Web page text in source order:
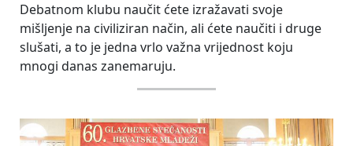
Debatnom klubu naučit ćete izražavati svoje
mišljenje na civiliziran način, ali ćete naučiti i druge
slušati, a to je jedna vrlo važna vrijednost koju
mnogi danas zanemaruju.